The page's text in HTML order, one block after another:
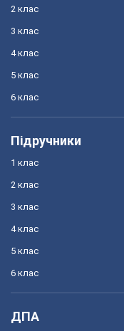
2 клас
3 клас
4 клас
5 клас
6 клас
Підручники
1 клас
2 клас
3 клас
4 клас
5 клас
6 клас
ДПА